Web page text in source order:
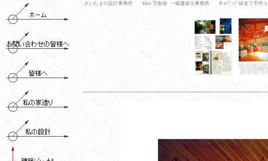
さいたまの設計事務所 Hiro 空創舎 一級建築士事務所 ﾎｰﾑﾍﾟｰｼﾞは全て手作り